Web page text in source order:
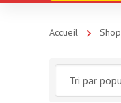
Accueil Shop